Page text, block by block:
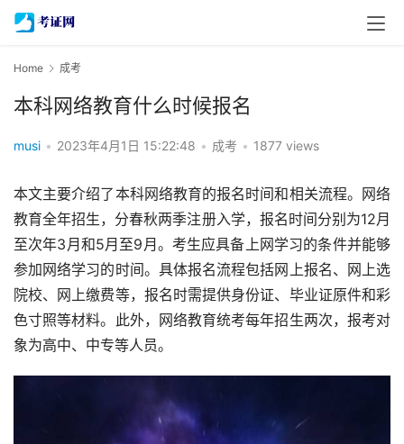
Home 成考
本科网络教育什么时候报名
musi • 2023年4月1日 15:22:48 • 成考 • 1877 views
本文主要介绍了本科网络教育的报名时间和相关流程。网络
教育全年招生，分春秋两季注册入学，报名时间分别为12月
至次年3月和5月至9月。考生应具备上网学习的条件并能够
参加网络学习的时间。具体报名流程包括网上报名、网上选
院校、网上缴费等，报名时需提供身份证、毕业证原件和彩
色寸照等材料。此外，网络教育统考每年招生两次，报考对
象为高中、中专等人员。